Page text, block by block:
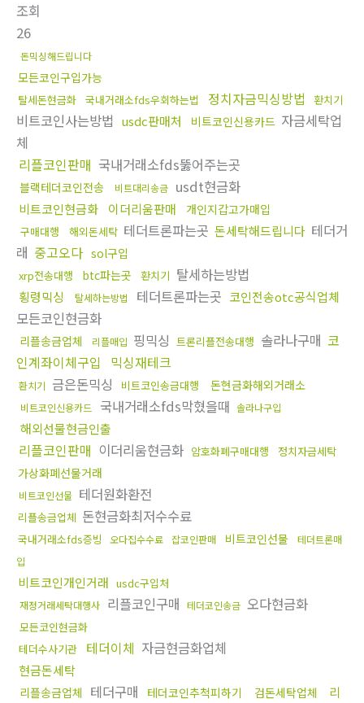
조회
26
돈믹싱해드립니다
모든코인구입가능
탈세돈현금화 국내거래소fds우회하는법 정치자금믹싱방법 환치기
비트코인사는방법 usdc판매처 비트코인신용카드 자금세탁업
체
리플코인판매 국내거래소fds뚫어주는곳
블랙테더코인전송 비트대리송금 usdt현금화
비트코인현금화 이더리움판매 개인지갑고가매입
구매대행 해외돈세탁 테더트론파는곳 돈세탁해드립니다 테더거
래 중고오다 sol구입
xrp전송대행 btc파는곳 환치기 탈세하는방법
횡령믹싱 탈세하는방법 테더트론파는곳 코인전송otc공식업체
모든코인현금화
리플송금업체 리플매입 핑믹싱 트론리플전송대행 솔라나구매 코
인계좌이체구입 믹싱재테크
환치기 금은돈믹싱 비트코인송금대행 돈현금화해외거래소
비트코인신용카드 국내거래소fds막혔을때 솔라나구입
해외선물현금인출
리플코인판매 이더리움현금화 암호화폐구매대행 정치자금세탁
가상화폐선물거래
비트코인선물 테더원화환전
리플송금업체 돈현금화최저수수료
국내거래소fds증빙 오다집수수료 잡코인판매 비트코인선물
테더트론매
입
비트코인개인거래 usdc구입처
재정거래세탁대행사 리플코인구매 테더코인송금 오다현금화
모든코인현금화
테더수사기관
테더이체 자금현금화업체
현금돈세탁
리플송금업체 테더구매 테더코인추척피하기 검돈세탁업체
리